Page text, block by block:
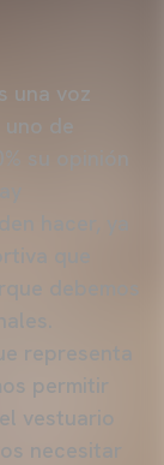
una voz
de
su opinión
que
debemos
representa
permitir
vestuario
necesitar